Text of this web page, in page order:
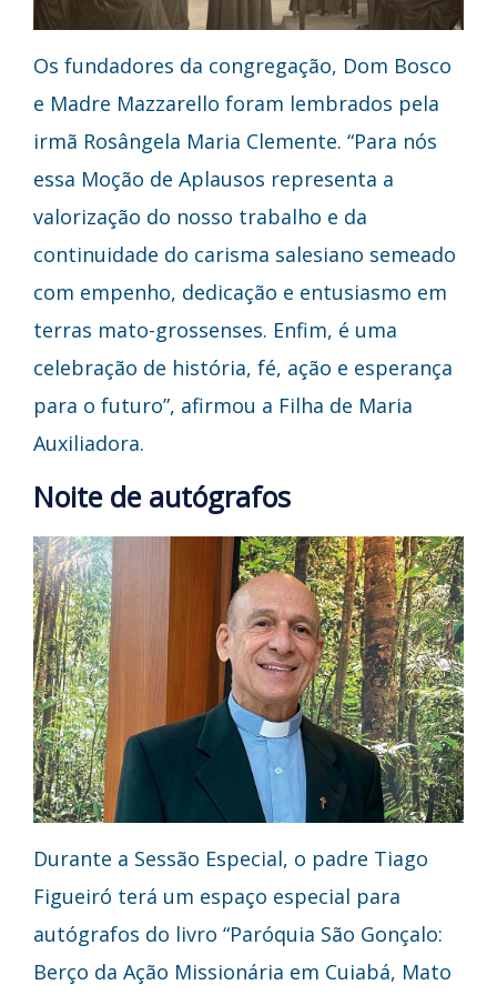
Os fundadores da congregação, Dom Bosco
e Madre Mazzarello foram lembrados pela
irmã Rosângela Maria Clemente. “Para nós
essa Moção de Aplausos representa a
valorização do nosso trabalho e da
continuidade do carisma salesiano semeado
com empenho, dedicação e entusiasmo em
terras mato-grossenses. Enfim, é uma
celebração de história, fé, ação e esperança
para o futuro”, afirmou a Filha de Maria
Auxiliadora.
Noite de autógrafos
Durante a Sessão Especial, o padre Tiago
Figueiró terá um espaço especial para
autógrafos do livro “Paróquia São Gonçalo:
Berço da Ação Missionária em Cuiabá, Mato